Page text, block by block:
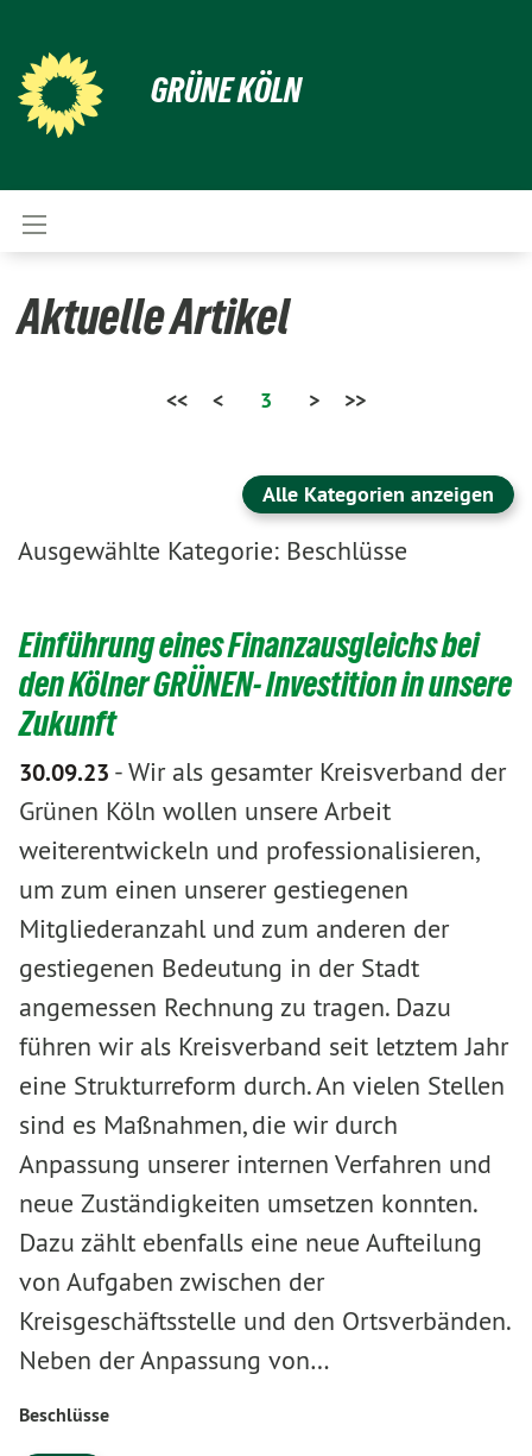
GRÜNE KÖLN
Aktuelle Artikel
<< < 3 > >>
Alle Kategorien anzeigen
Ausgewählte Kategorie: Beschlüsse
Einführung eines Finanzausgleichs bei
den Kölner GRÜNEN- Investition in unsere
Zukunft
30.09.23 -Wir als gesamter Kreisverband der
Grünen Köln wollen unsere Arbeit
weiterentwickeln und professionalisieren,
um zum einen unserer gestiegenen
Mitgliederanzahl und zum anderen der
gestiegenen Bedeutung in der Stadt
angemessen Rechnung zu tragen. Dazu
führen wir als Kreisverband seit letztem Jahr
eine Strukturreform durch. An vielen Stellen
sind es Maßnahmen, die wir durch
Anpassung unserer internen Verfahren und
neue Zuständigkeiten umsetzen konnten.
Dazu zählt ebenfalls eine neue Aufteilung
von Aufgaben zwischen der
Kreisgeschäftsstelle und den Ortsverbänden.
Neben der Anpassung von…
Beschlüsse